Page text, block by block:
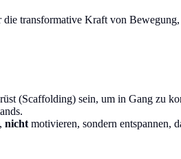
die transformative Kraft von
(Scaffolding) sein, um in Gang zu
nicht motivieren, sondern entspannen,